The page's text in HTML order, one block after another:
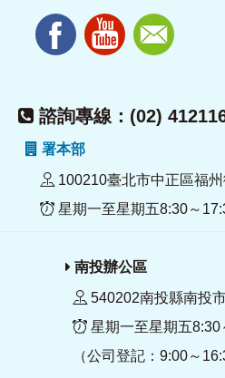
諮詢專線：(02)
署本部
100210臺北市中正區福
星期一至星期五8:30～
南投辦公區
540202南投縣南投
星期一至星期五
（公司登記：9:00～